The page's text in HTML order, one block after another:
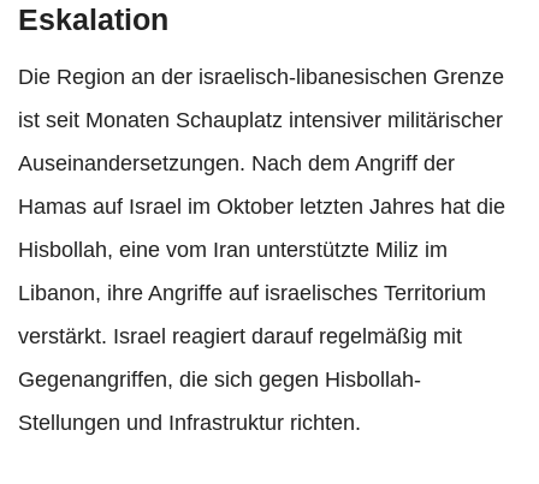
Eskalation
Die Region an der israelisch-libanesischen Grenze
ist seit Monaten Schauplatz intensiver militärischer
Auseinandersetzungen. Nach dem Angriff der
Hamas auf Israel im Oktober letzten Jahres hat die
Hisbollah, eine vom Iran unterstützte Miliz im
Libanon, ihre Angriffe auf israelisches Territorium
verstärkt. Israel reagiert darauf regelmäßig mit
Gegenangriffen, die sich gegen Hisbollah-
Stellungen und Infrastruktur richten.